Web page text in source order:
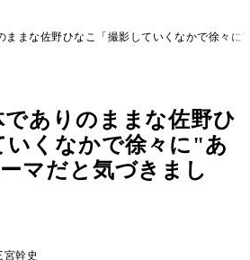
ままな佐野ひなこ「撮影していくなかで徐々
でありのままな佐野ひ
いくなかで徐々に"あ
マだと気づきまし
幹史